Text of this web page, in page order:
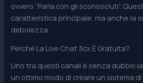
ovvero “Parla con gli sconosciuti”.
caratteristica principale, ma anche la
debolezza.
Perché La Live Chat 3cx È Gratuita?
Uno tra questi canali è senza dubbio
un ottimo modo di creare un sistema